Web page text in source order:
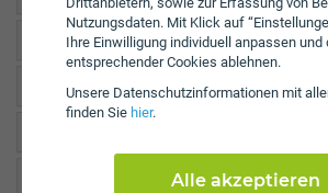
Nutzungsdaten. Mit Klick auf
Ihre Einwilligung individuell anpassen und
entsprechender Cookies ablehnen.
Unsere Daten­schutz­informationen mit
finden Sie hier.
Alle akzeptieren
NV Kundenbüro Amstetten
NV Kundenbüro Amstetten 2
UNIQA Agentur Peham